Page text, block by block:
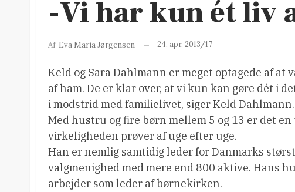
-Vi har kun ét liv
Af Eva Maria Jørgensen 24. apr. 2013/17
Keld og Sara Dahlmann er meget optagede af
af ham. De er klar over, at vi kun kan gøre dét i
i modstrid med familielivet, siger Keld Dahlmann.
Med hustru og fire børn mellem 5 og 13 er det en
virkeligheden prøver af uge efter uge.
Han er nemlig samtidig leder for Danmarks
valgmenighed med mere end 800 aktive. Hans
arbejder som leder af børnekirken.